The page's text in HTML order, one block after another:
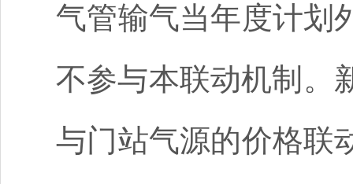
气管输气当年度计划
不参与本联动机制。
与门站气源的价格联